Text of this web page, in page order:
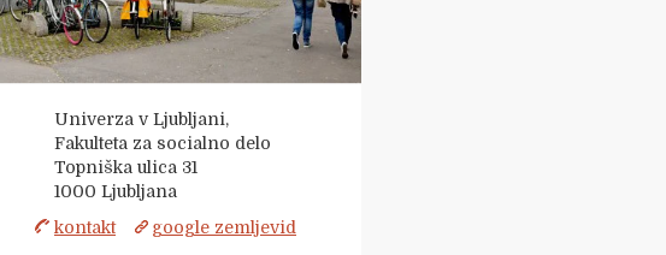
Univerza v Ljubljani,
Fakulteta za socialno delo
Topniška ulica 31
1000 Ljubljana
kontakt
google zemljevid